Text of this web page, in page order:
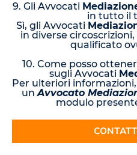
9. Gli Avvocati
in tutto il
Sì, gli Avvocati
in diverse
qualificato
10. Come posso
sugli Avvocati
Per ulteriori
unAvvocato
modulo